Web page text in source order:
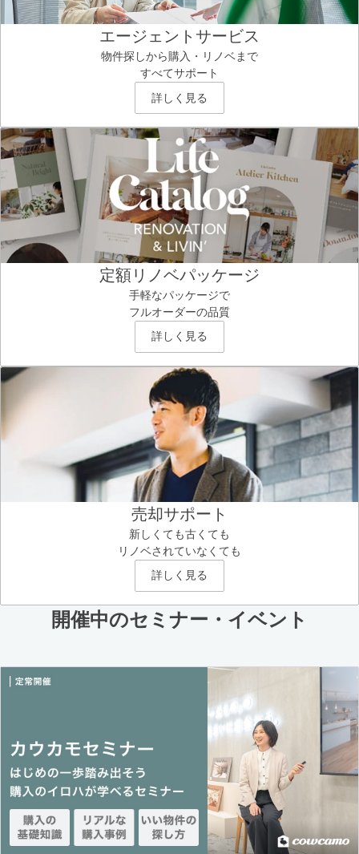
エージェントサービス
物件探しから購入・リノベまで
すべてサポート
詳しく見る
定額リノベパッケージ
手軽なパッケージで
フルオーダーの品質
詳しく見る
売却サポート
新しくても古くても
リノベされていなくても
詳しく見る
開催中のセミナー・イベント